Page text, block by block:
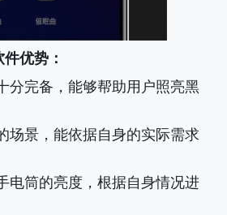
优势：
分完备，能够帮助用户照亮黑
场景，能依据自身的实际需求
电筒的亮度，根据自身情况进